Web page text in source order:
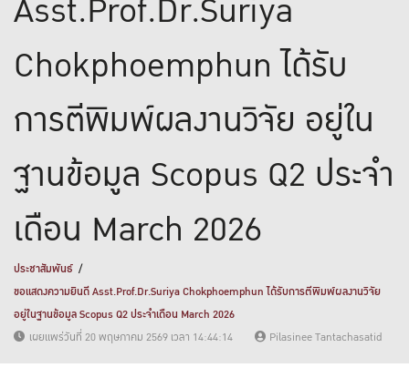
Asst.Prof.Dr.Suriya
Chokphoemphun ได้รับ
การตีพิมพ์ผลงานวิจัย อยู่ใน
ฐานข้อมูล Scopus Q2 ประจำ
เดือน March 2026
ประชาสัมพันธ์
ขอแสดงความยินดี Asst.Prof.Dr.Suriya Chokphoemphun ได้รับการตีพิมพ์ผลงานวิจัย
อยู่ในฐานข้อมูล Scopus Q2 ประจำเดือน March 2026
เผยแพร่วันที่ 20 พฤษภาคม 2569 เวลา 14:44:14
Pilasinee Tantachasatid